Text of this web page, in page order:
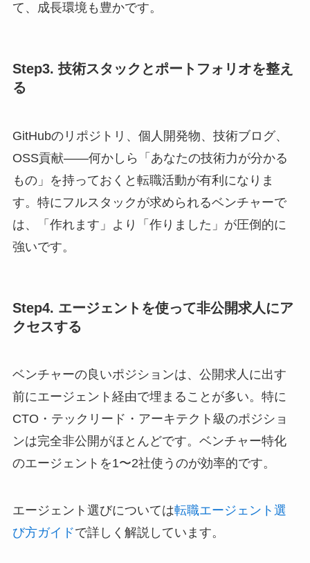
て、成長環境も豊かです。
Step3. 技術スタックとポートフォリオを整え
る
GitHubのリポジトリ、個人開発物、技術ブログ、
OSS貢献——何かしら「あなたの技術力が分かる
もの」を持っておくと転職活動が有利になりま
す。特にフルスタックが求められるベンチャーで
は、「作れます」より「作りました」が圧倒的に
強いです。
Step4. エージェントを使って非公開求人にア
クセスする
ベンチャーの良いポジションは、公開求人に出す
前にエージェント経由で埋まることが多い。特に
CTO・テックリード・アーキテクト級のポジショ
ンは完全非公開がほとんどです。ベンチャー特化
のエージェントを1〜2社使うのが効率的です。
エージェント選びについては転職エージェント選
び方ガイドで詳しく解説しています。